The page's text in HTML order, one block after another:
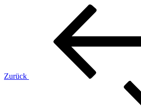
Beitragsnavigation
Zurück